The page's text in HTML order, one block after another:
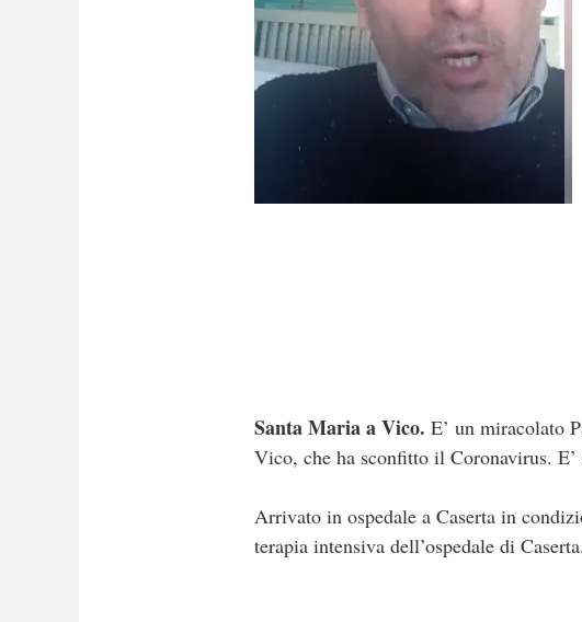
Santa Maria a Vico. E’ un miracolato
Vico, che ha sconfitto il Coronavirus.
Arrivato in ospedale a Caserta in
terapia intensiva dell’ospedale di Caserta.